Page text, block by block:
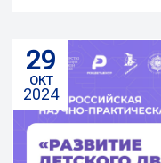
29
окт
2024